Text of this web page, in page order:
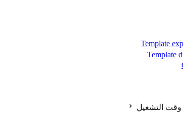
Template
Template
وقت التشغيل